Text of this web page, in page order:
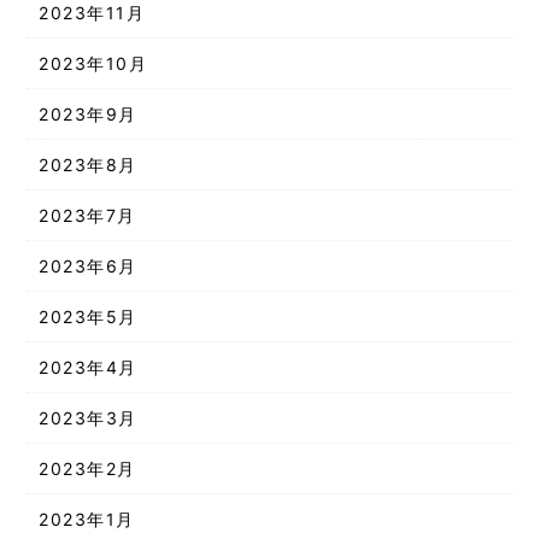
2023年11月
2023年10月
2023年9月
2023年8月
2023年7月
2023年6月
2023年5月
2023年4月
2023年3月
2023年2月
2023年1月